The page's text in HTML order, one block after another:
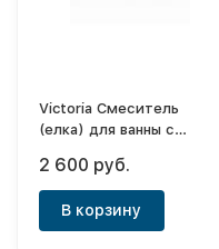
Victoria Смеситель
(елка) для ванны с
(толстый корпус) 1/2"
Maxi
2 600 руб.
В корзину